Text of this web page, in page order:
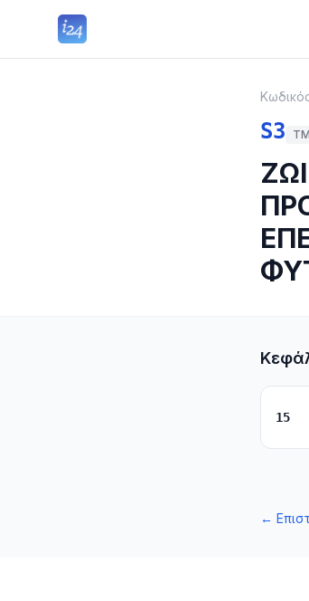
S3
15
←